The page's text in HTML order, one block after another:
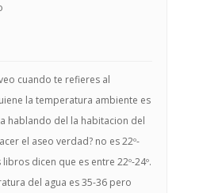
cuando te refieres al
la temperatura ambiente es
hablando del la habitacion del
el aseo verdad? no es 22º-
dicen que es entre 22º-24º.
del agua es 35-36 pero